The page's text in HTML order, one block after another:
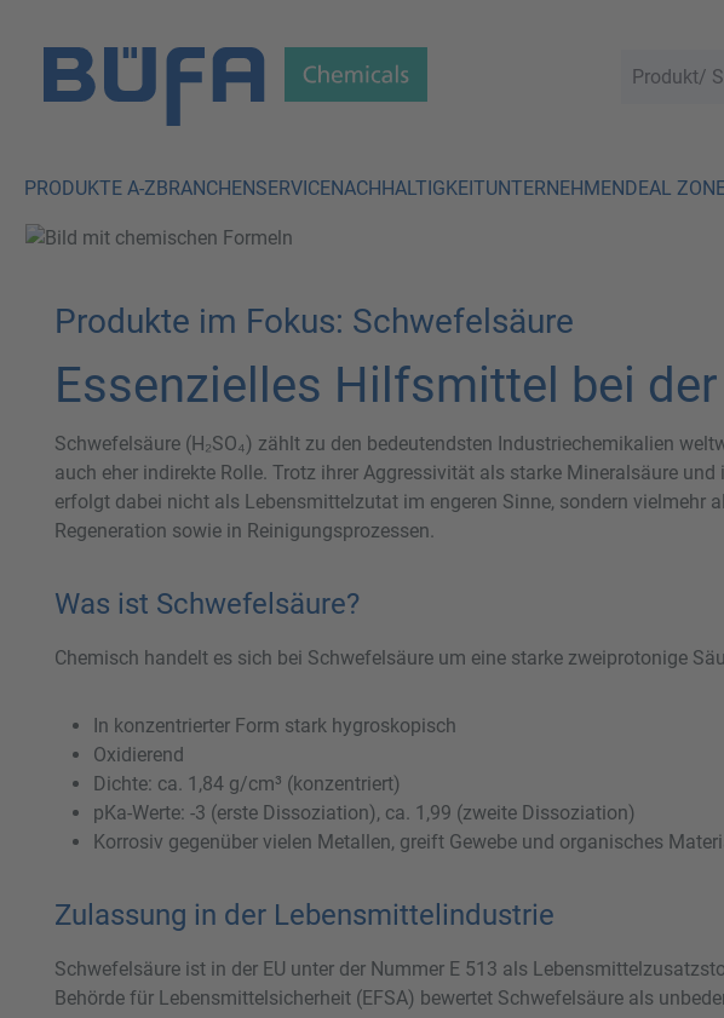
PRODUKTE A-ZBRANCHENSERVICENACHHALTIGKEITUNTERNEHMENDEAL
Produkte im Fokus: Schwefelsäure
Essenzielles Hilfsmittel bei
Schwefelsäure (H₂SO₄) zählt zu den bedeutendsten Industriechemikalien
auch eher indirekte Rolle. Trotz ihrer Aggressivität als starke Mineralsäure
erfolgt dabei nicht als Lebensmittelzutat im engeren Sinne, sondern
Regeneration sowie in Reinigungsprozessen.
Was ist Schwefelsäure?
Chemisch handelt es sich bei Schwefelsäure um eine starke zweiprotonige
In konzentrierter Form stark hygroskopisch
Oxidierend
Dichte: ca. 1,84 g/cm³ (konzentriert)
pKa-Werte: -3 (erste Dissoziation), ca. 1,99 (zweite Dissoziation)
Korrosiv gegenüber vielen Metallen, greift Gewebe und organisches
Zulassung in der Lebensmittelindustrie
Schwefelsäure ist in der EU unter der Nummer E 513 als
Behörde für Lebensmittelsicherheit (EFSA) bewertet Schwefelsäure als